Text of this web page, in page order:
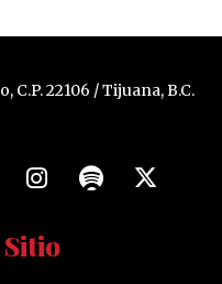
C.P. 22106 / Tijuana, B.C.